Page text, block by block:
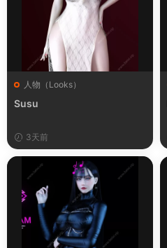
人物（Looks）
Susu
3天前